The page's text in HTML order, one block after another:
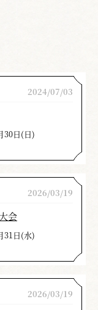
2024/07/03
30日(日)
2026/03/19
会
31日(水)
2026/03/19